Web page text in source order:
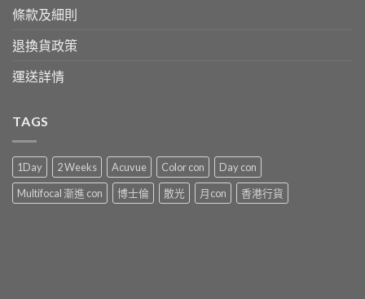
條款及細則
退換貨政策
運送詳情
TAGS
1Day 2 Weeks Acuvue Color con
Day con
Multifocal 漸進 con
博士倫 散光 月con 香港行貨